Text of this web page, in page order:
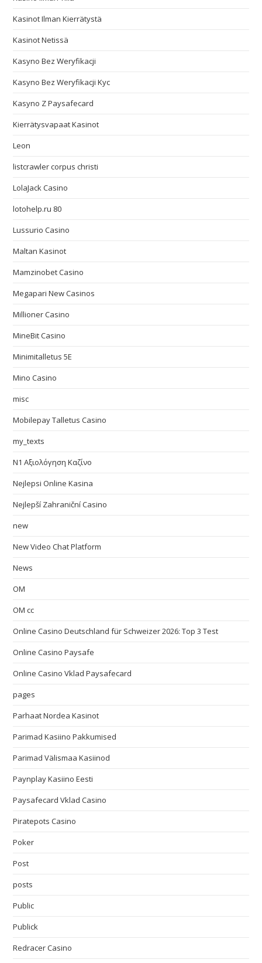
Kasinot Ilman Kierrätystä
Kasinot Netissä
Kasyno Bez Weryfikacji
Kasyno Bez Weryfikacji Kyc
Kasyno Z Paysafecard
Kierrätysvapaat Kasinot
Leon
listcrawler corpus christi
LolaJack Casino
lotohelp.ru 80
Lussurio Casino
Maltan Kasinot
Mamzinobet Casino
Megapari New Casinos
Millioner Casino
MineBit Casino
Minimitalletus 5E
Mino Casino
misc
Mobilepay Talletus Casino
my_texts
N1 Αξιολόγηση Καζίνο
Nejlepsi Online Kasina
Nejlepší Zahraniční Casino
new
New Video Chat Platform
News
OM
OM cc
Online Casino Deutschland für Schweizer 2026: Top 3 Test
Online Casino Paysafe
Online Casino Vklad Paysafecard
pages
Parhaat Nordea Kasinot
Parimad Kasiino Pakkumised
Parimad Välismaa Kasiinod
Paynplay Kasiino Eesti
Paysafecard Vklad Casino
Piratepots Casino
Poker
Post
posts
Public
Publick
Redracer Casino